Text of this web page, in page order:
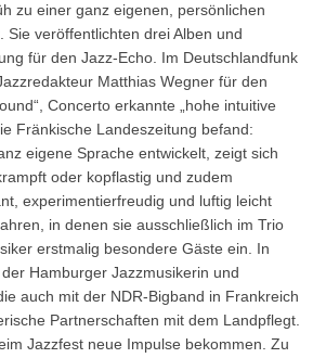
zu einer ganz eigenen, persönlichen
Sie veröffentlichten drei Alben und
für den Jazz-Echo. Im Deutschlandfunk
Matthias Wegner für den
Concerto erkannte „hohe intuitive
Fränkische Landeszeitung befand:
eigene Sprache entwickelt, zeigt sich
oder kopflastig und zudem
experimentierfreudig und luftig leicht
in denen sie ausschließlich im Trio
erstmalig besondere Gäste ein. In
Hamburger Jazzmusikerin und
auch mit der NDR-Bigband in Frankreich
Partnerschaften mit dem Landpflegt.
Jazzfest neue Impulse bekommen. Zu